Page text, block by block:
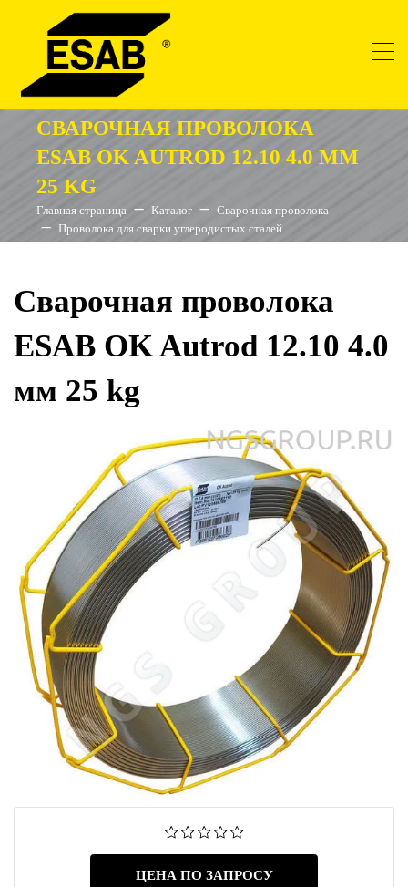
СВАРОЧНАЯ ПРОВОЛОКА
ESAB OK AUTROD 12.10 4.0 ММ
25 KG
Главная страница Каталог
Сварочная проволока
Проволока для сварки углеродистых сталей
Сварочная проволока
ESAB OK Autrod 12.10 4.0
мм 25 kg
ЦЕНА ПО ЗАПРОСУ